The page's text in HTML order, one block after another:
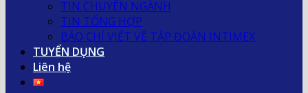
TIN CHUYÊN NGÀNH
TIN TỔNG HỢP
BÁO CHÍ VIẾT VỀ TẬP ĐOÀN INTIMEX
TUYỂN DỤNG
Liên hệ